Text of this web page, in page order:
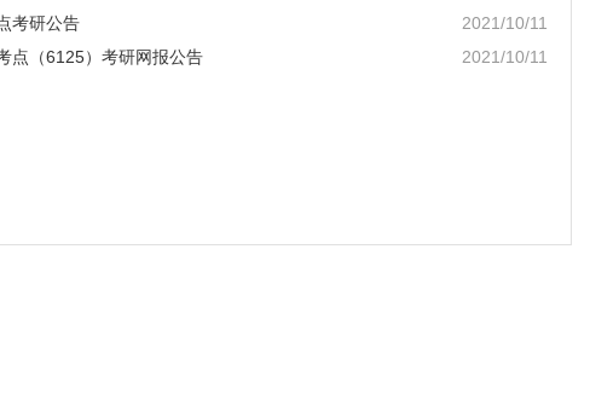
2021/10/11
考研公告
2021/10/11
点（6125）考研网报公告